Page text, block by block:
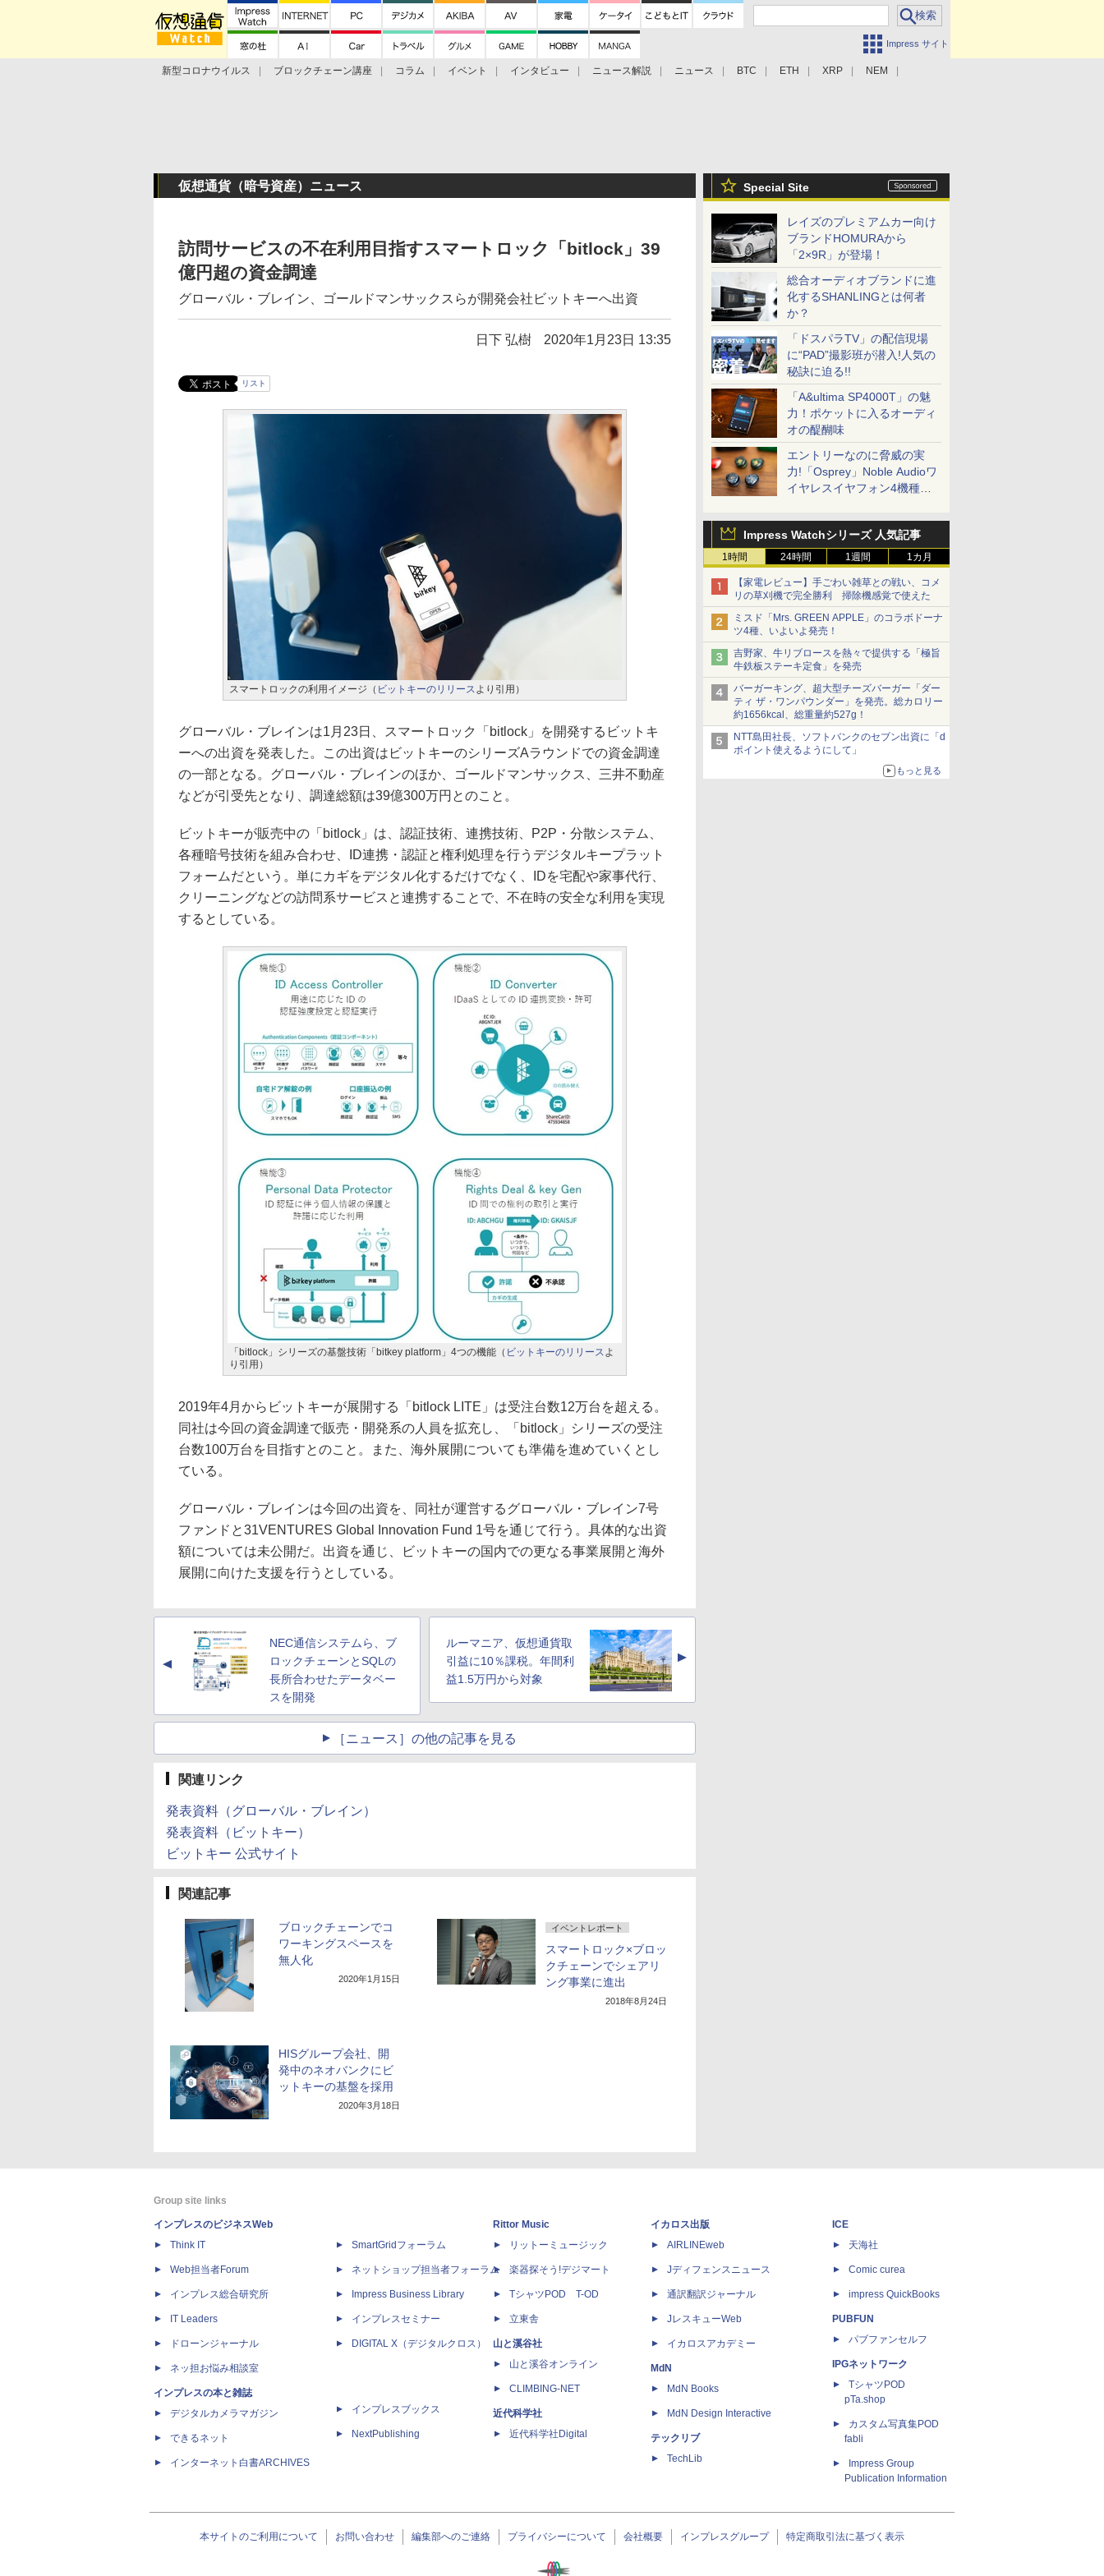
Impress サイト
新型コロナウイルス ブロックチェーン講座 コラム イベント インタビュー ニュース解説 ニュース BTC ETH XRP
NEM
Special Site
レイズのプレミアムカー向け
ブランドHOMURAから
「2×9R」が登場！
総合オーディオブランドに進
化するSHANLINGとは何者
か？
「ドスパラTV」の配信現場
に“PAD”撮影班が潜入!人気の
秘訣に迫る!!
「A&ultima SP4000T」の魅
力！ポケットに入るオーディ
オの醍醐味
エントリーなのに脅威の実
力!「Osprey」Noble Audioワ
イヤレスイヤフォン4機種を
Impress Watchシリーズ 人気記事
1時間 24時間 1週間 1カ月
【家電レビュー】手ごわい雑草との戦い、コメ
リの草刈機で完全勝利 掃除機感覚で使えた
ミスド「Mrs. GREEN APPLE」のコラボドーナ
ツ4種、いよいよ発売！
吉野家、牛リブロースを熱々で提供する「極旨
牛鉄板ステーキ定食」を発売
バーガーキング、超大型チーズバーガー「ダー
ティ ザ・ワンパウンダー」を発売。総カロリー
約1656kcal、総重量約527g！
NTT島田社長、ソフトバンクのセブン出資に「d
ポイント使えるようにして」
もっと見る
仮想通貨（暗号資産）ニュース
訪問サービスの不在利用目指すスマートロック「bitlock」39
億円超の資金調達
グローバル・ブレイン、ゴールドマンサックスらが開発会社ビットキーへ出資
日下 弘樹 2020年1月23日 13:35
リスト
スマートロックの利用イメージ（ ビットキーのリリースより引用）
グローバル・ブレインは1月23日、スマートロック「bitlock」を開発するビットキ
ーへの出資を発表した。この出資はビットキーのシリーズAラウンドでの資金調達
の一部となる。グローバル・ブレインのほか、ゴールドマンサックス、三井不動産
などが引受先となり、調達総額は39億300万円とのこと。
ビットキーが販売中の「bitlock」は、認証技術、連携技術、P2P・分散システム、
各種暗号技術を組み合わせ、ID連携・認証と権利処理を行うデジタルキープラット
フォームだという。単にカギをデジタル化するだけでなく、IDを宅配や家事代行、
クリーニングなどの訪問系サービスと連携することで、不在時の安全な利用を実現
するとしている。
「bitlock」シリーズの基盤技術「bitkey platform」4つの機能（ ビットキーのリリースよ
り引用）
2019年4月からビットキーが展開する「bitlock LITE」は受注台数12万台を超える。
同社は今回の資金調達で販売・開発系の人員を拡充し、「bitlock」シリーズの受注
台数100万台を目指すとのこと。また、海外展開についても準備を進めていくとし
ている。
グローバル・ブレインは今回の出資を、同社が運営するグローバル・ブレイン7号
ファンドと31VENTURES Global Innovation Fund 1号を通じて行う。具体的な出資
額については未公開だ。出資を通じ、ビットキーの国内での更なる事業展開と海外
展開に向けた支援を行うとしている。
▲
NEC通信システムら、ブ
ロックチェーンとSQLの
長所合わせたデータベー
スを開発
ルーマニア、仮想通貨取
引益に10％課税。年間利
益1.5万円から対象
▲
［ニュース］の他の記事を見る
関連リンク
発表資料（グローバル・ブレイン）
発表資料（ビットキー）
ビットキー 公式サイト
関連記事
ブロックチェーンでコ
ワーキングスペースを
無人化
2020年1月15日
イベントレポート
スマートロック×ブロッ
クチェーンでシェアリ
ング事業に進出
2018年8月24日
HISグループ会社、開
発中のネオバンクにビ
ットキーの基盤を採用
2020年3月18日
Group site links
インプレスのビジネスWeb
Think IT
Web担当者Forum
インプレス総合研究所
IT Leaders
ドローンジャーナル
ネッ担お悩み相談室
インプレスの本と雑誌
デジタルカメラマガジン
できるネット
インターネット白書ARCHIVES
SmartGridフォーラム
ネットショップ担当者フォーラム
Impress Business Library
インプレスセミナー
DIGITAL X（デジタルクロス）
インプレスブックス
NextPublishing
Rittor Music
リットーミュージック
楽器探そう!デジマート
TシャツPOD T-OD
立東舎
山と溪谷社
山と溪谷オンライン
CLIMBING-NET
近代科学社
近代科学社Digital
イカロス出版
AIRLINEweb
Jディフェンスニュース
通訳翻訳ジャーナル
JレスキューWeb
イカロスアカデミー
MdN
MdN Books
MdN Design Interactive
テックリブ
TechLib
ICE
天海社
Comic curea
impress QuickBooks
PUBFUN
パブファンセルフ
IPGネットワーク
TシャツPOD
pTa.shop
カスタム写真集POD
fabli
Impress Group
Publication Information
本サイトのご利用について お問い合わせ 編集部へのご連絡 プライバシーについて 会社概要 インプレスグループ 特定商取引法に基づく表示